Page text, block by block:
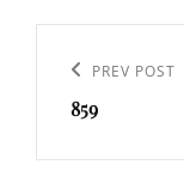
l’article
Previous
Post
PREV POST
859